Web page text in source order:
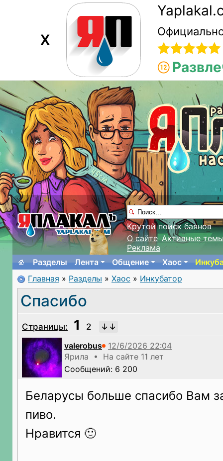
X
Крутой поиск баянов
О сайте Активные
Реклама
Разделы
Лента Общение Хаос
Главная » Разделы » Хаос » Инкубатор
Спасибо
Страницы: 1
2
valerobus
Ярила • На сайте 11 лет
Сообщений: 6 200
Беларусы больше спасибо Вам
пиво.
Нравится 🙂